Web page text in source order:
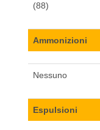
(88)
Ammonizioni
Nessuno
Espulsioni